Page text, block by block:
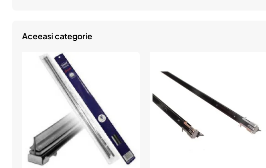
Aceeasi categorie